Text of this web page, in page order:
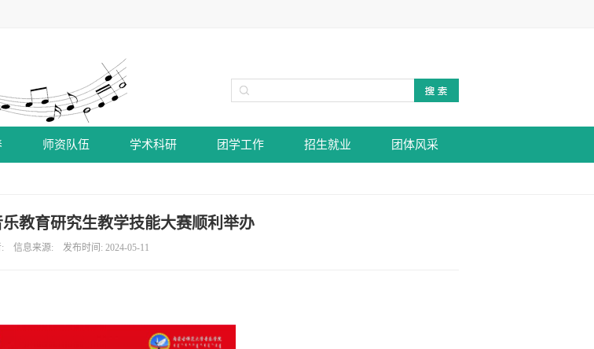
师资队伍 学术科研 团学工作 招生就业 团体风采
教育研究生教学技能大赛顺利举办
: 信息来源: 发布时间: 2024-05-11